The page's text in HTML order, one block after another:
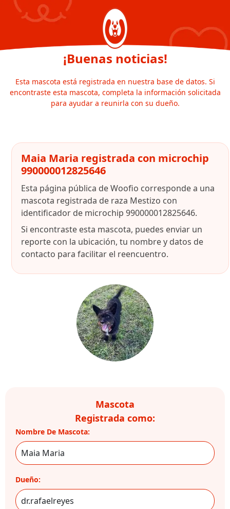
¡Buenas noticias!
Esta mascota está registrada en nuestra base de datos. Si
encontraste esta mascota, completa la información solicitada
para ayudar a reunirla con su dueño.
Maia Maria registrada con microchip
990000012825646
Esta página pública de Woofio corresponde a una
mascota registrada de raza Mestizo con
identificador de microchip 990000012825646.
Si encontraste esta mascota, puedes enviar un
reporte con la ubicación, tu nombre y datos de
contacto para facilitar el reencuentro.
Mascota
Registrada como:
Nombre De Mascota:
Dueño: